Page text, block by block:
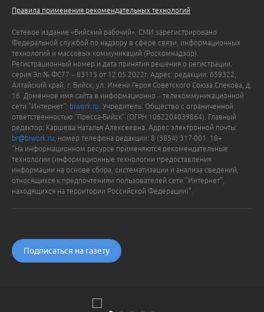
Правила применения рекомендательных технологий
Сетевое издание «Бийский рабочий». СМИ зарегистрировано
Федеральной службой по надзору в сфере связи, информационных
технологий и массовых коммуникаций (Роскомнадзор).
Регистрационный номер и дата принятия решения о регистрации:
серия Эл № ФС77 – 83115 от 12.05.2022г. Адрес: редакции: 659322,
Алтайский край, г. Бийск, ул. Имени Героя Советского Союза Спекова, д.
16. Доменное имя сайта в информационно – телекоммуникационной
сети "Интернет": biwork.ru . Учредитель: Общество с ограниченной
ответственностью "Пресса-Бийск" (ОГРН 1062204039864). Главный
редактор: Каршева Наталья Алексеевна. Адрес электронной почты:
br@biwork.ru , номер телефона редакции: 8 (3854) 317-001. 18+
"На информационном ресурсе применяются рекомендательные
технологии (информационные технологии предоставления
информации на основе сбора, систематизации и анализа сведений,
относящихся к предпочтениям пользователей сети "Интернет",
находящихся на территории Российской Федерации)".
Подписаться на газету